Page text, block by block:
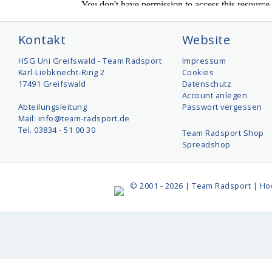
Kontakt
HSG Uni Greifswald - Team Radsport
Karl-Liebknecht-Ring 2
17491 Greifswald
Abteilungsleitung
Mail: info@team-radsport.de
Tel. 03834 - 51 00 30
Website
Impressum
Cookies
Datenschutz
Account anlegen
Passwort vergessen
Team Radsport Shop
Spreadshop
© 2001 - 2026 | Team Radsport |